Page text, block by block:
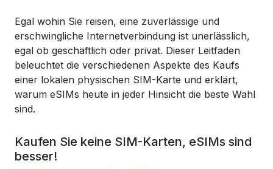
Egal wohin Sie reisen, eine zuverlässige und
erschwingliche Internetverbindung ist unerlässlich,
egal ob geschäftlich oder privat. Dieser Leitfaden
beleuchtet die verschiedenen Aspekte des Kaufs
einer lokalen physischen SIM-Karte und erklärt,
warum eSIMs heute in jeder Hinsicht die beste Wahl
sind.
Kaufen Sie keine SIM-Karten, eSIMs sind
besser!